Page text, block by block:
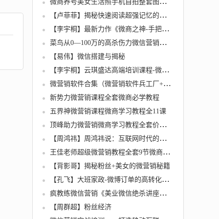
【卢菲菲】揭秘快速阅读超强记忆的核心技巧
【李宇桐】最新力作《微商之神-手把手教你做微商》5DVD【原价680元】
菜鸟从0—100万的高杀伤力微信营销流程【某机构VIP课程-售价千元】
【易伟】微信搭建与揭秘
【李宇桐】云琪盛达高端培训课程-微信营销引爆大利润（6DVD高清无水印版）
微营销软件合集（微营销软件兵工厂+微小秘+微快客+支付宝加好友+智能定位等等）
新势力微营销课程全套微商必学教程
五界神微营销课程微商学习教程全11课
顶峰助力微营销微商学习教程全套价值598元
【周鸿祎】周鸿祎说：互联网时代的营销方式
王佳老师超级微营销教程全套9节微商必学课程
【背影哥】揭秘粉丝+美女的微营销秘籍
【孔飞】大班家政-微博订单的高转化率是如何实现的
疯教练微信营销《美业微信绝杀讲座》DVD无水印光碟版【全4集】
【周群超】粉丝经济